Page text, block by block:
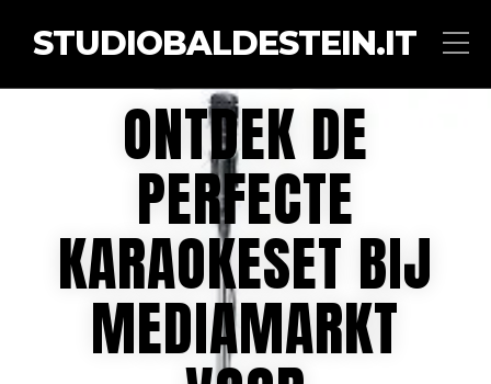
STUDIOBALDESTEIN.IT
ONTDEK DE
PERFECTE
KARAOKESET BIJ
MEDIAMARKT